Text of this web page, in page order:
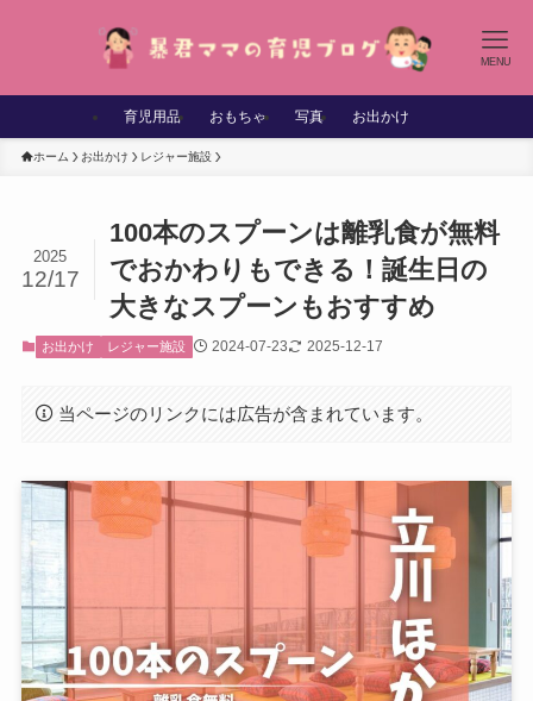
MENU
育児用品 おもちゃ 写真 お出かけ
ホーム お出かけ レジャー施設
100本のスプーンは離乳食が無料
でおかわりもできる！誕生日の
大きなスプーンもおすすめ
2025
12/17
お出かけ レジャー施設 2024-07-23 2025-12-17
当ページのリンクには広告が含まれています。